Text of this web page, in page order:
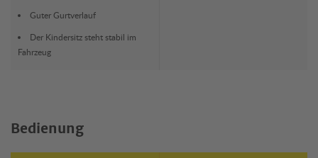
Guter Gurtverlauf
Der Kindersitz steht stabil im
Fahrzeug
Bedienung